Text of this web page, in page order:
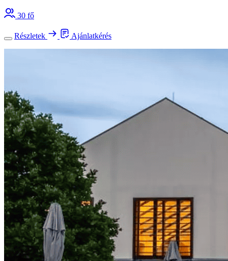
30 fő
Részletek Ajánlatkérés